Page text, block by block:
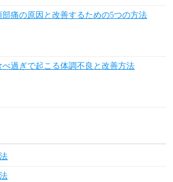
部痛の原因と改善するための5つの方法
べ過ぎで起こる体調不良と改善方法